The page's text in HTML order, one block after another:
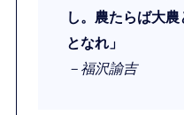
し。農たらば大
となれ」
－福沢諭吉